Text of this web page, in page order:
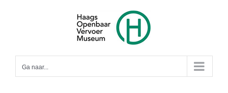
Ga naar...